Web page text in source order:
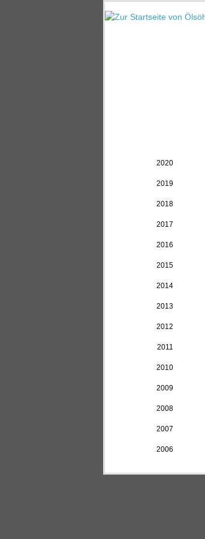
2020
2019
2018
2017
2016
2015
2014
2013
2012
2011
2010
2009
2008
2007
2006